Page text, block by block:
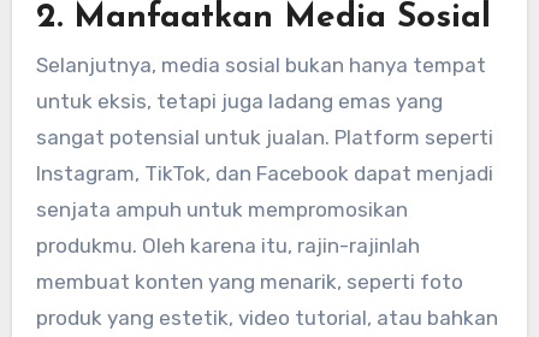
2. Manfaatkan Media Sosial
Selanjutnya, media sosial bukan hanya tempat
untuk eksis, tetapi juga ladang emas yang
sangat potensial untuk jualan. Platform seperti
Instagram, TikTok, dan Facebook dapat menjadi
senjata ampuh untuk mempromosikan
produkmu. Oleh karena itu, rajin-rajinlah
membuat konten yang menarik, seperti foto
produk yang estetik, video tutorial, atau bahkan